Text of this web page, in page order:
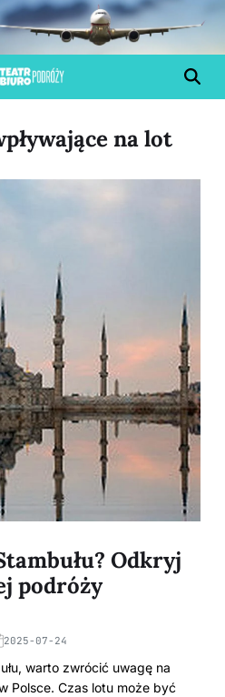
na lot
Odkryj
podróży
2025-07-24
warto zwrócić uwagę na
Polsce. Czas lotu może być